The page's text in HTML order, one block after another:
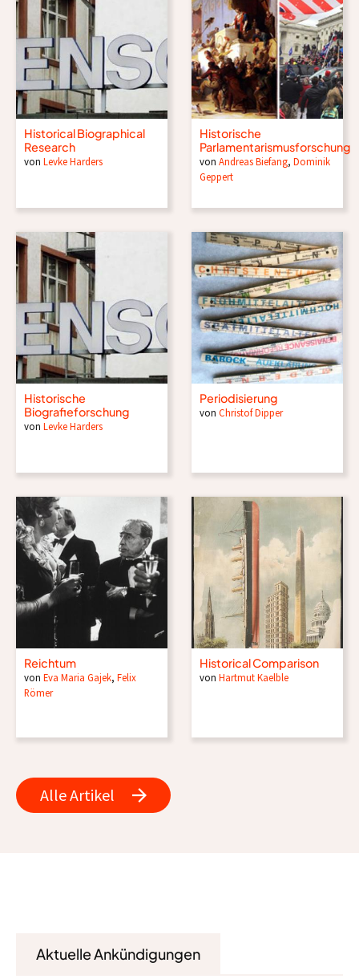
Historical Biographical
Research
von Levke Harders
Historische
Parlamentarismusforschung
von Andreas Biefang, Dominik
Geppert
Historische
Biografieforschung
von Levke Harders
Periodisierung
von Christof Dipper
Reichtum
von Eva Maria Gajek, Felix
Römer
Historical Comparison
von Hartmut Kaelble
Alle Artikel
Aktuelle Ankündigungen